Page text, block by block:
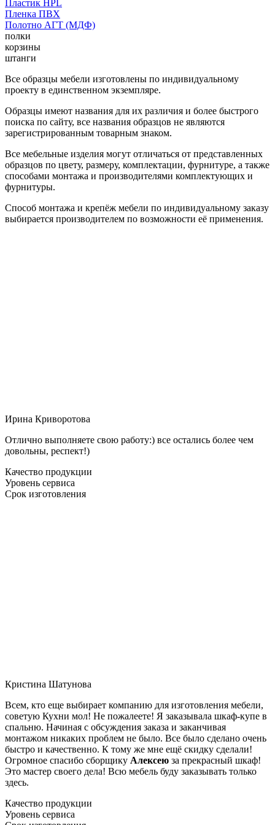
Пластик HPL
Пленка ПВХ
Полотно АГТ (МДФ)
полки
корзины
штанги
Все образцы мебели изготовлены по индивидуальному
проекту в единственном экземпляре.
Образцы имеют названия для их различия и более быстрого
поиска по сайту, все названия образцов не являются
зарегистрированным товарным знаком.
Все мебельные изделия могут отличаться от представленных
образцов по цвету, размеру, комплектации, фурнитуре, а также
способами монтажа и производителями комплектующих и
фурнитуры.
Способ монтажа и крепёж мебели по индивидуальному заказу
выбирается производителем по возможности её применения.
Ирина Криворотова
Отлично выполняете свою работу:) все остались более чем
довольны, респект!)
Качество продукции
Уровень сервиса
Срок изготовления
Кристина Шатунова
Всем, кто еще выбирает компанию для изготовления мебели,
советую Кухни мол! Не пожалеете! Я заказывала шкаф-купе в
спальню. Начиная с обсуждения заказа и заканчивая
монтажом никаких проблем не было. Все было сделано очень
быстро и качественно. К тому же мне ещё скидку сделали!
Огромное спасибо сборщику Алексею за прекрасный шкаф!
Это мастер своего дела! Всю мебель буду заказывать только
здесь.
Качество продукции
Уровень сервиса